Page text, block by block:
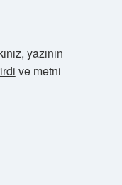
yazının
ve metni